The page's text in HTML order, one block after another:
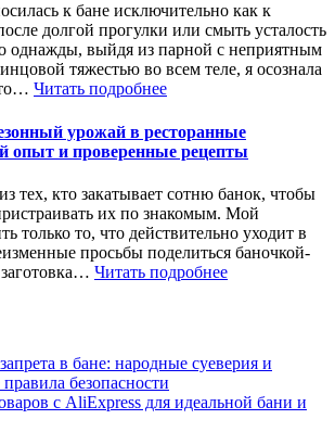
к бане исключительно как к
долгой прогулки или смыть усталость
однажды, выйдя из парной с неприятным
тяжестью во всем теле, я осознала
Читать подробнее
урожай в ресторанные
опыт и проверенные рецепты
тех, кто закатывает сотню банок, чтобы
их по знакомым. Мой
только то, что действительно уходит в
просьбы поделиться баночкой-
Читать подробнее
в бане: народные суеверия и
безопасности
с AliExpress для идеальной бани и